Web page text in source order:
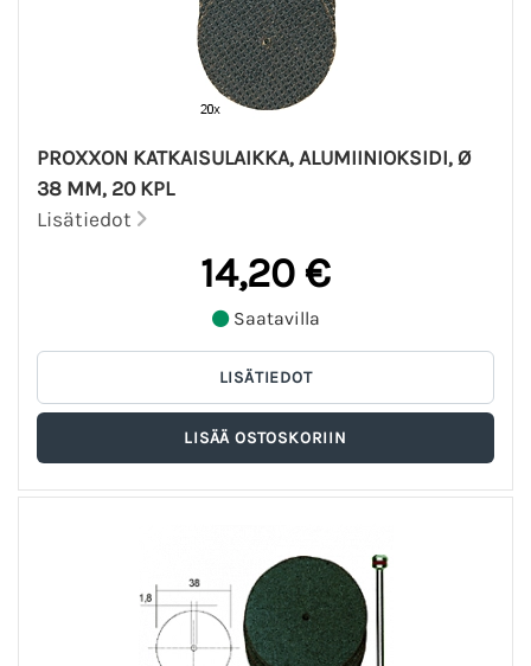
PROXXON KATKAISULAIKKA, ALUMIINIOKSIDI, Ø
38 MM, 20 KPL
Lisätiedot
14,20 €
Saatavilla